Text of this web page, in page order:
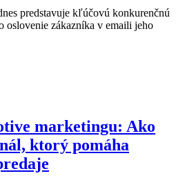
predstavuje kľúčovú konkurenčnú
oslovenie zákazníka v emaili jeho
marketingu: Ako
ktorý pomáha